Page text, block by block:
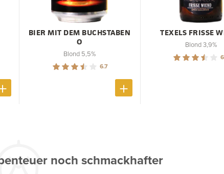
BIER MIT DEM BUCHSTABEN
O
Blond 5,5%
6.7
TEXELS FRISSE
Blond 3,9%
noch schmackhafter